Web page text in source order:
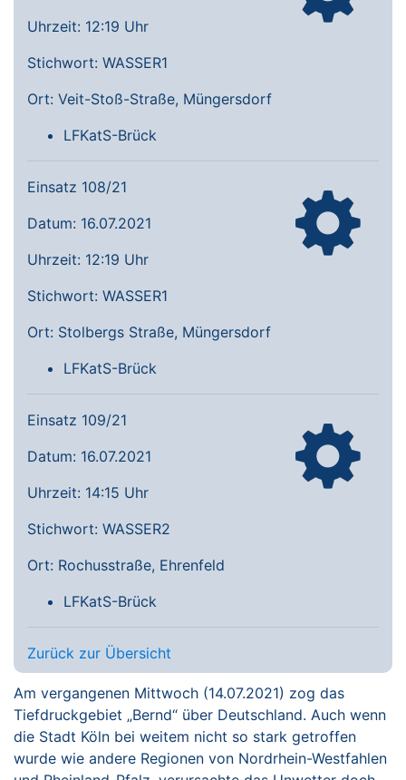
Uhrzeit: 12:19 Uhr
Stichwort: WASSER1
Ort: Veit-Stoß-Straße, Müngersdorf
LFKatS-Brück
Einsatz 108/21
Datum: 16.07.2021
Uhrzeit: 12:19 Uhr
Stichwort: WASSER1
Ort: Stolbergs Straße, Müngersdorf
LFKatS-Brück
Einsatz 109/21
Datum: 16.07.2021
Uhrzeit: 14:15 Uhr
Stichwort: WASSER2
Ort: Rochusstraße, Ehrenfeld
LFKatS-Brück
Zurück zur Übersicht
Am vergangenen Mittwoch (14.07.2021) zog das
Tiefdruckgebiet „Bernd“ über Deutschland. Auch wenn
die Stadt Köln bei weitem nicht so stark getroffen
wurde wie andere Regionen von Nordrhein-Westfahlen